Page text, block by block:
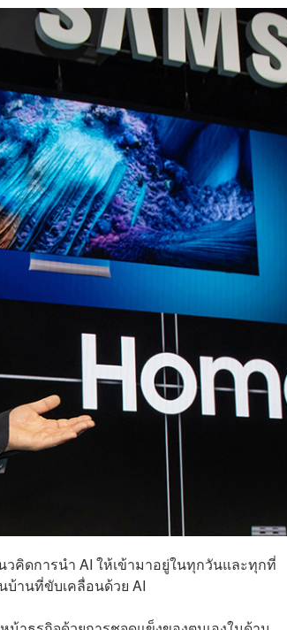
วคิดการนำ AI ให้เข้ามาอยู่ในทุกวันและทุกที่
บ้านที่ขับเคลื่อนด้วย AI